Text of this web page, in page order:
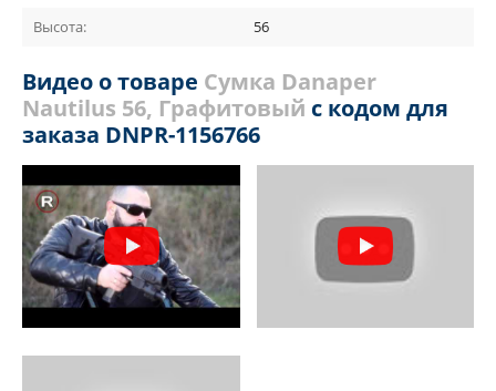
Высота:
56
Видео о товаре Сумка Danaper
Nautilus 56, Графитовый с кодом для
заказа DNPR-1156766